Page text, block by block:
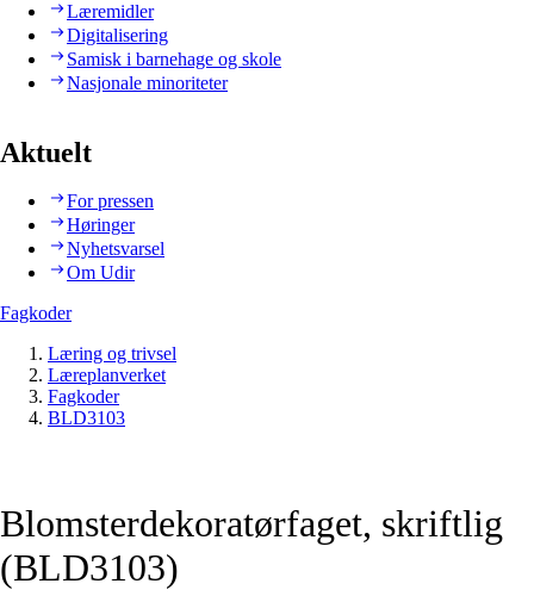
Læremidler
Digitalisering
Samisk i barnehage og skole
Nasjonale minoriteter
Aktuelt
For pressen
Høringer
Nyhetsvarsel
Om Udir
Fagkoder
Læring og trivsel
Læreplanverket
Fagkoder
BLD3103
Blomsterdekoratørfaget, skriftlig
(BLD3103)